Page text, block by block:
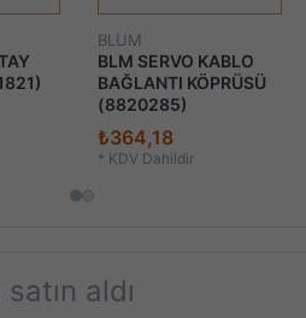
BLUM
BLM SERVO KABLO
BAĞLANTI KÖPRÜSÜ
(8820285)
₺364,18
* KDV Dahildir
aldı